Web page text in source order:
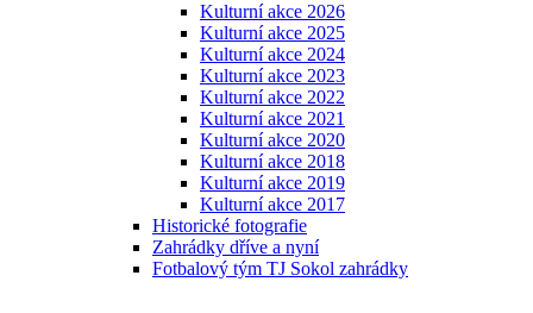
Kulturní akce 2026
Kulturní akce 2025
Kulturní akce 2024
Kulturní akce 2023
Kulturní akce 2022
Kulturní akce 2021
Kulturní akce 2020
Kulturní akce 2018
Kulturní akce 2019
Kulturní akce 2017
Historické fotografie
Zahrádky dříve a nyní
Fotbalový tým TJ Sokol zahrádky